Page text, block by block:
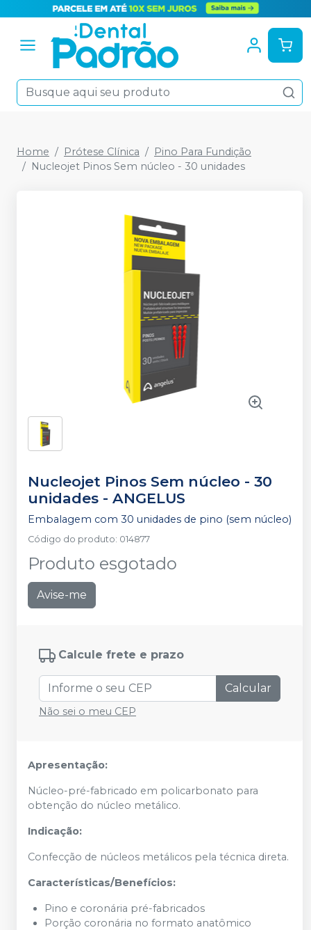
Home Prótese Clínica
Pino Para Fundição
Nucleojet Pinos Sem núcleo - 30 unidades
Nucleojet Pinos Sem núcleo - 30
unidades - ANGELUS
Embalagem com 30 unidades de pino (sem núcleo)
Código do produto: 014877
Produto esgotado
Avise-me
Calcule frete e prazo
Calcular
Não sei o meu CEP
Apresentação:
Núcleo-pré-fabricado em policarbonato para
obtenção do núcleo metálico.
Indicação:
Confecção de núcleos metálicos pela técnica direta.
Características/Benefícios:
Pino e coronária pré-fabricados
Porção coronária no formato anatômico